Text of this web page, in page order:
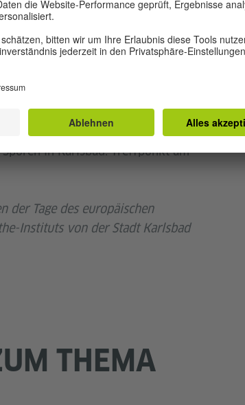
in Karlsbad. Treffpunkt an der
auf dem Goethe-Weg
in Karlsbad. Treffpunkt am
der Tage des europäischen
Instituts von der Stadt Karlsbad
THEMA